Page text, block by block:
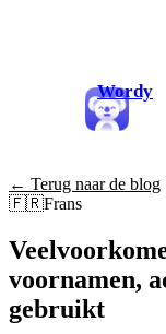
Wordy
← Terug naar de blog
🇫🇷Frans
voornamen,
gebruikt